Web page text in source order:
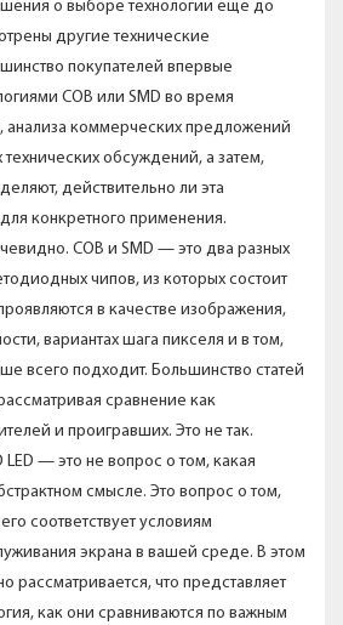
о выборе технологии еще до
другие технические
покупателей впервые
COB или SMD во время
анализа коммерческих предложений
обсуждений, а затем,
действительно ли эта
конкретного применения.
COB и SMD — это два разных
чипов, из которых состоит
в качестве изображения,
вариантах шага пикселя и в том,
всего подходит. Большинство статей
сравнение как
и проигравших. Это не так.
LED — это не вопрос о том, какая
смысле. Это вопрос о том,
соответствует условиям
экрана в вашей среде. В этом
рассматривается, что представляет
как они сравниваются по важным